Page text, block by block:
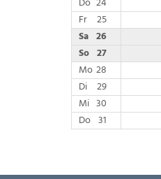
Fr
25
Sa 26
So 27
Mo 28
Di
29
Mi 30
Do 31